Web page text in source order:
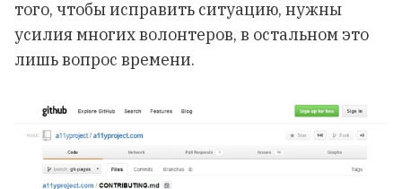
того, чтобы исправить ситуацию, нужны
усилия многих волонтеров, в остальном это
лишь вопрос времени.